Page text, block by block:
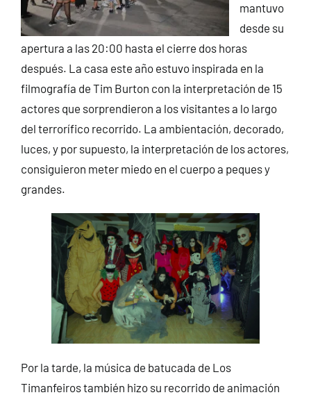
mantuvo
desde su
apertura a las 20:00 hasta el cierre dos horas
después. La casa este año estuvo inspirada en la
filmografía de Tim Burton con la interpretación de 15
actores que sorprendieron a los visitantes a lo largo
del terrorífico recorrido. La ambientación, decorado,
luces, y por supuesto, la interpretación de los actores,
consiguieron meter miedo en el cuerpo a peques y
grandes.
Por la tarde, la música de batucada de Los
Timanfeiros también hizo su recorrido de animación